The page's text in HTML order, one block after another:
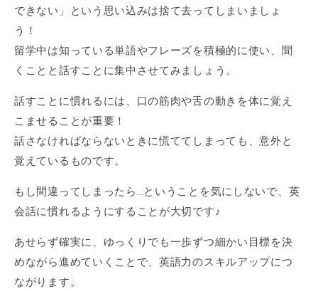
できない」という思い込みは捨て去ってしまいましょ
う！
留学中は知っている単語やフレーズを積極的に使い、聞
くことと話すことに集中させてみましょう。
話すことに慣れるには、口の筋肉や舌の動きを体に覚え
こませることが重要！
話さなければならないときに慌ててしまっても、意外と
覚えているものです。
もし間違ってしまったら…ということを気にしないで、英
会話に慣れるようにすることが大切です♪
あせらず確実に、ゆっくりでも一歩ずつ細かい目標を決
めながら進めていくことで、英語力のスキルアップにつ
ながります。